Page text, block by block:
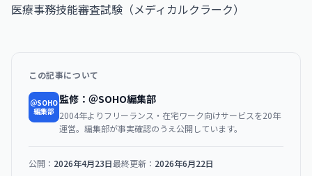
医療事務技能審査試験（メディカルクラーク）
この記事について
＠SOHO
編集部
監修：＠SOHO編集部
2004年よりフリーランス・在宅ワーク向けサービスを20年
運営。編集部が事実確認のうえ公開しています。
公開： 2026年4月23日最終更新： 2026年6月22日